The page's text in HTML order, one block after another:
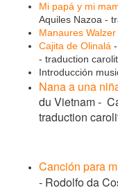
Mi papá y mi
Aquiles Nazoa -
Manaures Walzer
Cajita de Olinalá
- traduction
Introducción
Nana a una
du Vietnam -
traduction
Canción para
- Rodolfo da